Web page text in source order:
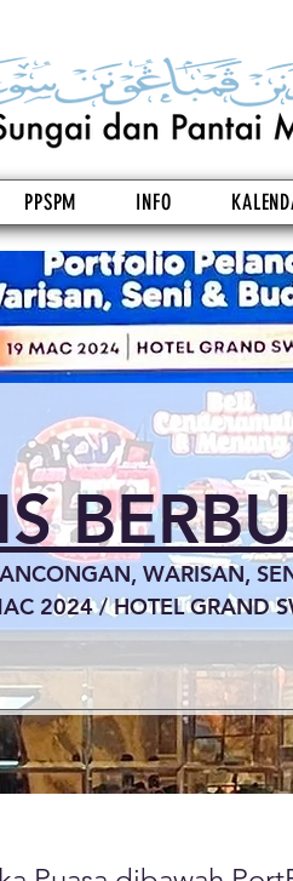
PPSPM INFO
WARISAN,
2024 / HOTEL GRAND